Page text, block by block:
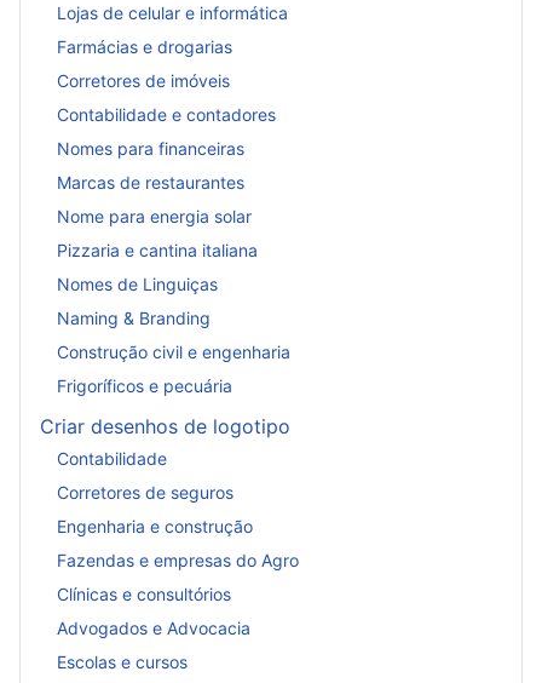
Lojas de celular e informática
Farmácias e drogarias
Corretores de imóveis
Contabilidade e contadores
Nomes para financeiras
Marcas de restaurantes
Nome para energia solar
Pizzaria e cantina italiana
Nomes de Linguiças
Naming & Branding
Construção civil e engenharia
Frigoríficos e pecuária
Criar desenhos de logotipo
Contabilidade
Corretores de seguros
Engenharia e construção
Fazendas e empresas do Agro
Clínicas e consultórios
Advogados e Advocacia
Escolas e cursos